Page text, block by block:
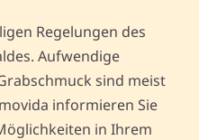
Regelungen des
Aufwendige
sind meist
informieren Sie
in Ihrem